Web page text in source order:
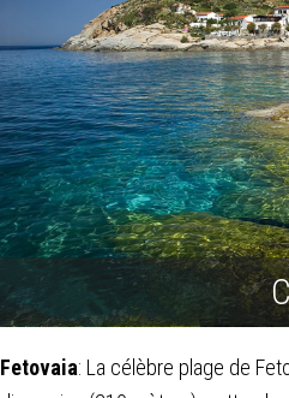
Fetovaia: La célèbre plage de